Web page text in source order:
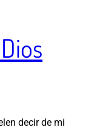
decir de mi